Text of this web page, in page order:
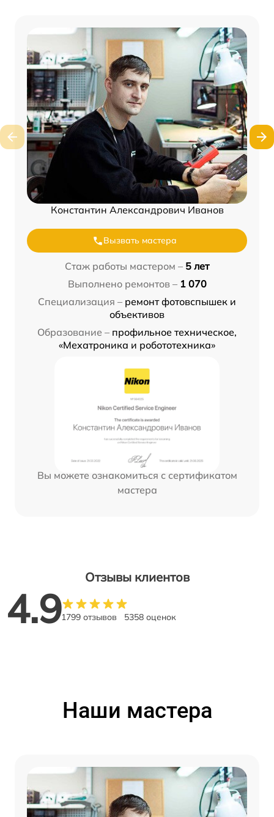
Константин Александрович Иванов
Вызвать мастера
Стаж работы мастером – 5 лет
Выполнено ремонтов – 1 070
Специализация – ремонт фотовспышек и
объективов
Образование – профильное техническое,
«Мехатроника и робототехника»
Вы можете ознакомиться с сертификатом
мастера
Отзывы клиентов
4.91799 отзывов 5358 оценок
Наши мастера